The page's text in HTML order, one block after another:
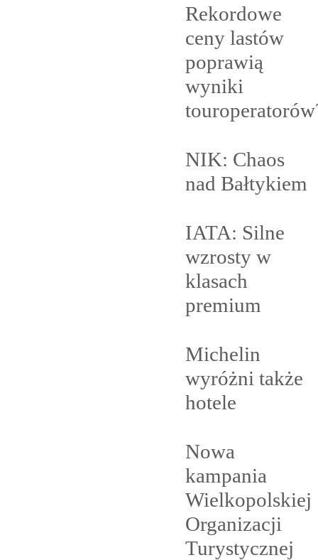
Rekordowe
ceny lastów
poprawią
wyniki
NIK: Chaos
nad Bałtykiem
IATA: Silne
wzrosty w
klasach
premium
Michelin
wyróżni także
hotele
Nowa
kampania
Wielkopolskiej
Organizacji
Turystycznej